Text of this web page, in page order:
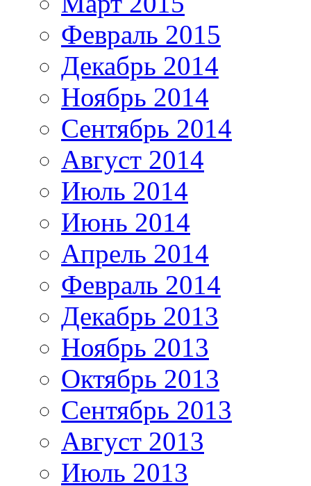
Февраль 2015
Декабрь 2014
Ноябрь 2014
Сентябрь 2014
Август 2014
Июль 2014
Июнь 2014
Апрель 2014
Февраль 2014
Декабрь 2013
Ноябрь 2013
Октябрь 2013
Сентябрь 2013
Август 2013
Июль 2013